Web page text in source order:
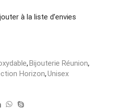
à la liste d’envies
,Bijouterie Réunion,
Horizon,Unisex